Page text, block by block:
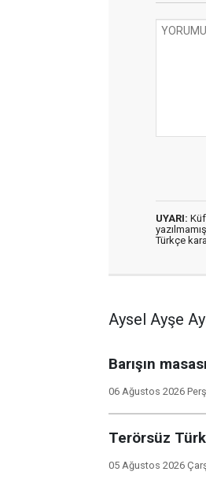
UYARI:
Türkçe
Aysel Ayşe
Barışın
06 Ağustos 2026
Terörsüz
05 Ağustos 2026